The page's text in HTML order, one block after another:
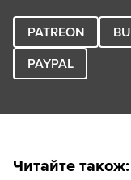
PATREON
PAYPAL
Читайте також: